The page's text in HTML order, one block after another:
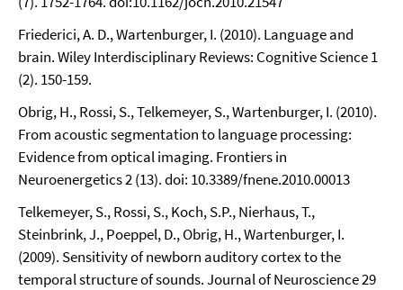
Friederici, A. D., Wartenburger, I. (2010). Language and
brain. Wiley Interdisciplinary Reviews: Cognitive Science 1
(2). 150-159.
Obrig, H., Rossi, S., Telkemeyer, S., Wartenburger, I. (2010).
From acoustic segmentation to language processing:
Evidence from optical imaging. Frontiers in
Neuroenergetics 2 (13). doi: 10.3389/fnene.2010.00013
Telkemeyer, S., Rossi, S., Koch, S.P., Nierhaus, T.,
Steinbrink, J., Poeppel, D., Obrig, H., Wartenburger, I.
(2009). Sensitivity of newborn auditory cortex to the
temporal structure of sounds. Journal of Neuroscience 29